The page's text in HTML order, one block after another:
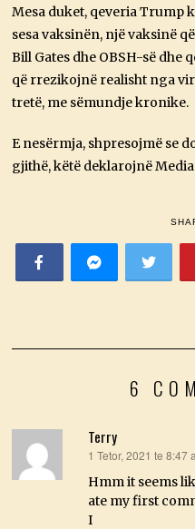
Mesa duket, qeveria Trump
sesa vaksinën, një vaksinë
Bill Gates dhe OBSH-së dhe
që rrezikojnë realisht nga
tretë, me sëmundje kronike.
E nesërmja, shpresojmë se
gjithë, këtë deklarojnë
6
Terry
thotë:
1 Tetor, 2021 te 8:47
Hmm it seems
ate my first
I